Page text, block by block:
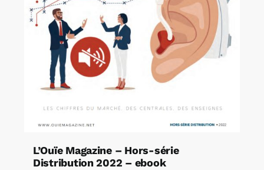
L’Ouïe Magazine – Hors-série
Distribution 2022 – ebook